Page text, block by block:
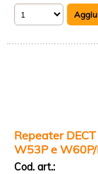
Repeater
W53P e W60P/
Cod. art.: